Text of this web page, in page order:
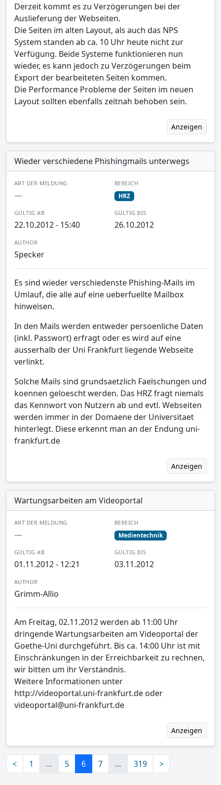
Derzeit kommt es zu Verzögerungen bei der
Auslieferung der Webseiten.
Die Seiten im alten Layout, als auch das NPS
System standen ab ca. 10 Uhr heute nicht zur
Verfügung. Beide Systeme funktionieren nun
wieder, es kann jedoch zu Verzögerungen beim
Export der bearbeiteten Seiten kommen.
Die Performance Probleme der Seiten im neuen
Layout sollten ebenfalls zeitnah behoben sein.
Anzeigen
Wieder verschiedene Phishingmails unterwegs
ART DER MELDUNG
—
BEREICH
HRZ
GÜLTIG AB
22.10.2012 - 15:40
GÜLTIG BIS
26.10.2012
AUTHOR
Specker
Es sind wieder verschiedenste Phishing-Mails im
Umlauf, die alle auf eine ueberfuellte Mailbox
hinweisen.
In den Mails werden entweder persoenliche Daten
(inkl. Passwort) erfragt oder es wird auf eine
ausserhalb der Uni Frankfurt liegende Webseite
verlinkt.
Solche Mails sind grundsaetzlich Faelschungen und
koennen geloescht werden. Das HRZ fragt niemals
das Kennwort von Nutzern ab und evtl. Webseiten
werden immer in der Domaene der Universitaet
hinterlegt. Diese erkennt man an der Endung uni-
frankfurt.de
Anzeigen
Wartungsarbeiten am Videoportal
ART DER MELDUNG
—
BEREICH
Medientechnik
GÜLTIG AB
01.11.2012 - 12:21
GÜLTIG BIS
03.11.2012
AUTHOR
Grimm-Allio
Am Freitag, 02.11.2012 werden ab 11:00 Uhr
dringende Wartungsarbeiten am Videoportal der
Goethe-Uni durchgeführt. Bis ca. 14:00 Uhr ist mit
Einschränkungen in der Erreichbarkeit zu rechnen,
wir bitten um ihr Verständnis.
Weitere Informationen unter
http://videoportal.uni-frankfurt.de oder
videoportal@uni-frankfurt.de
Anzeigen
< 1 … 5 6 7 … 319 >